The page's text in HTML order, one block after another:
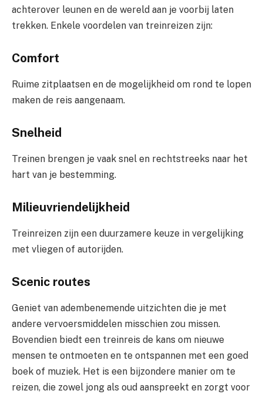
achterover leunen en de wereld aan je voorbij laten
trekken. Enkele voordelen van treinreizen zijn:
Comfort
Ruime zitplaatsen en de mogelijkheid om rond te lopen
maken de reis aangenaam.
Snelheid
Treinen brengen je vaak snel en rechtstreeks naar het
hart van je bestemming.
Milieuvriendelijkheid
Treinreizen zijn een duurzamere keuze in vergelijking
met vliegen of autorijden.
Scenic routes
Geniet van adembenemende uitzichten die je met
andere vervoersmiddelen misschien zou missen.
Bovendien biedt een treinreis de kans om nieuwe
mensen te ontmoeten en te ontspannen met een goed
boek of muziek. Het is een bijzondere manier om te
reizen, die zowel jong als oud aanspreekt en zorgt voor